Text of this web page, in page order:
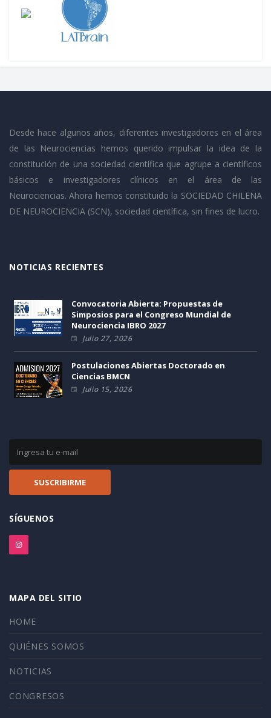
Desde hace algunos años, diferentes investigadores en el área
de las Neurociencias hemos querido impulsar la idea de la
constitución de una sociedad científica que agrupe a científicos
básicos e investigadores clínicos en el área de las
Neurociencias. Ahora hemos constituido la SOCIEDAD CHILENA
DE NEUROCIENCIA (SCN), sociedad científica, sin fines de lucro.
NOTICIAS RECIENTES
Convocatoria Abierta: Propuestas de
Simposios para el Congreso Mundial de
Neurociencia IBRO 2027
Julio 27, 2026
Postulaciones Abiertas Doctorado en
Ciencias BMCN
Julio 15, 2026
SÍGUENOS
MAPA DEL SITIO
HOME
QUIÉNES SOMOS
NOTICIAS
CONGRESOS